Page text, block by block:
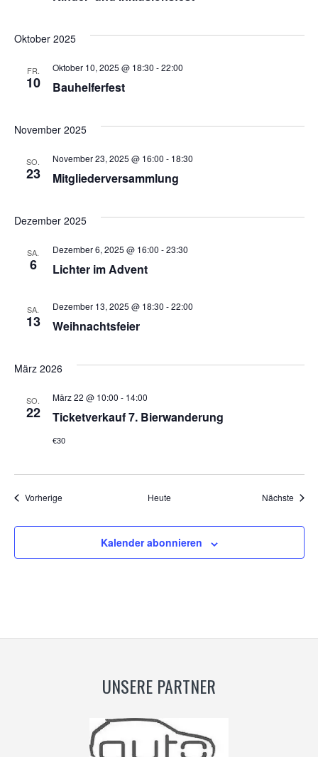
Oktober 2025
FR.
10 Bauhelferfest
Oktober 10, 2025 @ 18:30 -22:00
November 2025
SO.
23 Mitgliederversammlung
November 23, 2025 @ 16:00 - 18:30
Dezember 2025
SA.
6 Lichter im Advent
Dezember 6, 2025 @ 16:00 -23:30
SA.
13 Weihnachtsfeier
Dezember 13, 2025 @ 18:30 -22:00
März 2026
SO.
22 Ticketverkauf 7. Bierwanderung
März 22 @ 10:00 - 14:00
€30
VorherigeVeranstaltungen Heute Nächste
Kalender abonnieren
UNSERE PARTNER